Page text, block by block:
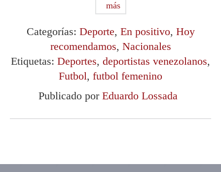
más
Categorías: Deporte, En positivo, Hoy
recomendamos, Nacionales
Etiquetas: Deportes, deportistas venezolanos,
Futbol, futbol femenino
Publicado por Eduardo Lossada